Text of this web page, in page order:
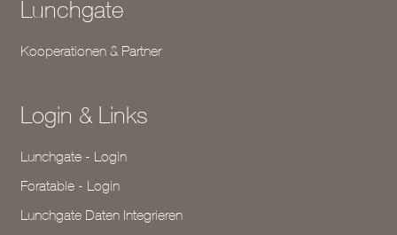
Lunchgate
Kooperationen & Partner
Login & Links
Lunchgate - Login
Foratable - Login
Lunchgate Daten Integrieren